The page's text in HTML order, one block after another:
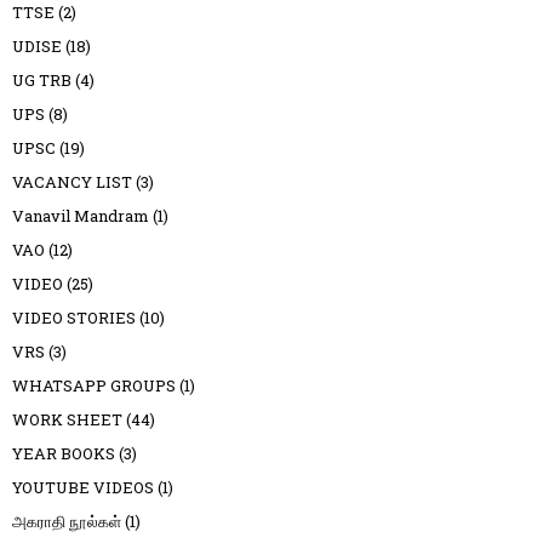
TTSE (2)
UDISE (18)
UG TRB (4)
UPS (8)
UPSC (19)
VACANCY LIST(3)
Vanavil Mandram (1)
VAO (12)
VIDEO (25)
VIDEO STORIES (10)
VRS (3)
WHATSAPP GROUPS (1)
WORK SHEET(44)
YEAR BOOKS (3)
YOUTUBE VIDEOS (1)
அகராதி நூல்கள்(1)